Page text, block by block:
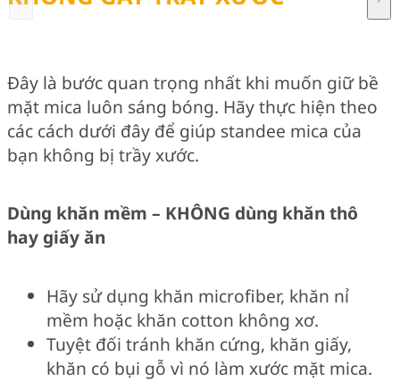
Đây là bước quan trọng nhất khi muốn giữ bề
mặt mica luôn sáng bóng. Hãy thực hiện theo
các cách dưới đây để giúp standee mica của
bạn không bị trầy xước.
Dùng khăn mềm – KHÔNG dùng khăn thô
hay giấy ăn
Hãy sử dụng khăn microfiber, khăn nỉ
mềm hoặc khăn cotton không xơ.
Tuyệt đối tránh khăn cứng, khăn giấy,
khăn có bụi gỗ vì nó làm xước mặt mica.